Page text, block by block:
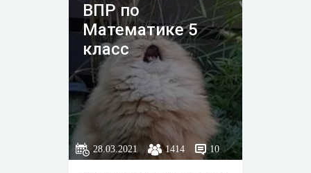
ВПР по
Математике 5
класс
28.03.2021 1414 10